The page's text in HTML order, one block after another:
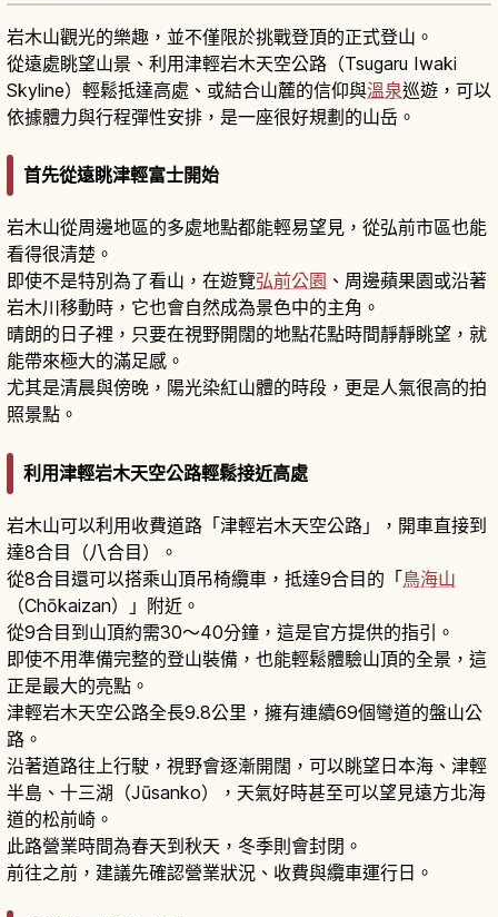
岩木山觀光的樂趣，並不僅限於挑戰登頂的正式登山。
從遠處眺望山景、利用津輕岩木天空公路（Tsugaru Iwaki
Skyline）輕鬆抵達高處、或結合山麓的信仰與溫泉巡遊，可以
依據體力與行程彈性安排，是一座很好規劃的山岳。
首先從遠眺津輕富士開始
岩木山從周邊地區的多處地點都能輕易望見，從弘前市區也能
看得很清楚。
即使不是特別為了看山，在遊覽弘前公園 、周邊蘋果園或沿著
岩木川移動時，它也會自然成為景色中的主角。
晴朗的日子裡，只要在視野開闊的地點花點時間靜靜眺望，就
能帶來極大的滿足感。
尤其是清晨與傍晚，陽光染紅山體的時段，更是人氣很高的拍
照景點。
利用津輕岩木天空公路輕鬆接近高處
岩木山可以利用收費道路「津輕岩木天空公路」，開車直接到
達8合目（八合目）。
從8合目還可以搭乘山頂吊椅纜車，抵達9合目的「鳥海山
（Chōkaizan）」附近。
從9合目到山頂約需30～40分鐘，這是官方提供的指引。
即使不用準備完整的登山裝備，也能輕鬆體驗山頂的全景，這
正是最大的亮點。
津輕岩木天空公路全長9.8公里，擁有連續69個彎道的盤山公
路。
沿著道路往上行駛，視野會逐漸開闊，可以眺望日本海、津輕
半島、十三湖（Jūsanko），天氣好時甚至可以望見遠方北海
道的松前崎。
此路營業時間為春天到秋天，冬季則會封閉。
前往之前，建議先確認營業狀況、收費與纜車運行日。